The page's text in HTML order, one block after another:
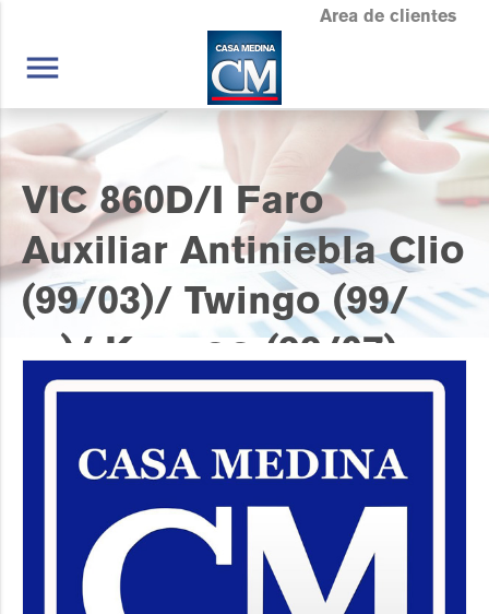
Area de clientes
menu
VIC 860D/I Faro
Auxiliar Antiniebla Clio
(99/03)/ Twingo (99/
…)/ Kangoo (99/07)
Lámpara H3 Con Aro
De Sujeción